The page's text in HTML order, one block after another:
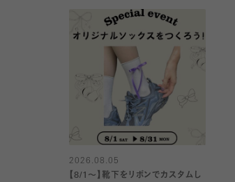
2026.08.05
【8/1〜】靴下をリボンでカスタムし